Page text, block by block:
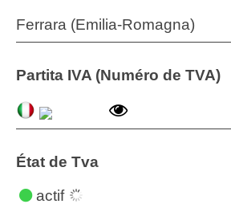
Ferrara (Emilia-Romagna)
Partita IVA (Numéro de TVA)
État de Tva
actif